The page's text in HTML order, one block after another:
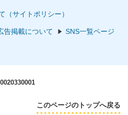
（サイトポリシー）
告掲載について SNS一覧ページ
このページのトップへ戻る